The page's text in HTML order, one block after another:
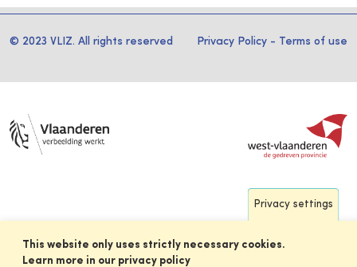
© 2023 VLIZ. All rights reserved Privacy Policy - Terms of use
Privacy settings
This website only uses strictly necessary cookies.
Learn more in our privacy policy